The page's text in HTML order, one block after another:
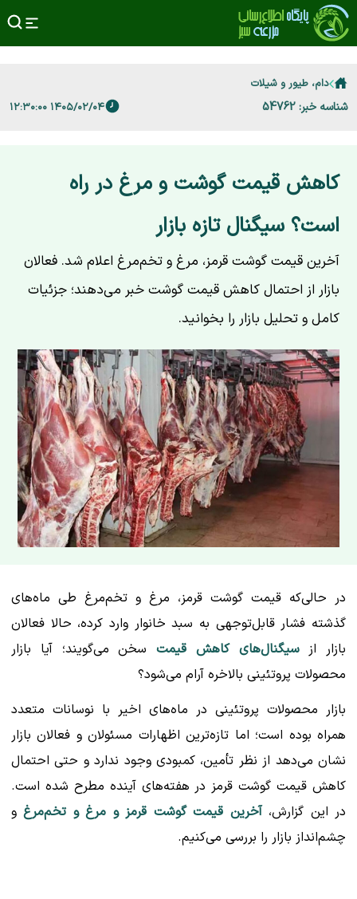
دام، طیور و شیلات
شناسه خبر: 54762 ۱۴۰۵/۰۲/۰۴ ۱۲:۳۰:۰۰
کاهش قیمت گوشت و مرغ در راه
است؟ سیگنال تازه بازار
آخرین قیمت گوشت قرمز، مرغ و تخم‌مرغ اعلام شد. فعالان
بازار از احتمال کاهش قیمت گوشت خبر می‌دهند؛ جزئیات
کامل و تحلیل بازار را بخوانید.
در حالی‌که قیمت گوشت قرمز، مرغ و تخم‌مرغ طی ماه‌های
گذشته فشار قابل‌توجهی به سبد خانوار وارد کرده، حالا فعالان
بازار ازسیگنال‌های کاهش قیمت سخن می‌گویند؛ آیا بازار
محصولات پروتئینی بالاخره آرام می‌شود؟
بازار محصولات پروتئینی در ماه‌های اخیر با نوسانات متعدد
همراه بوده است؛ اما تازه‌ترین اظهارات مسئولان و فعالان بازار
نشان می‌دهد از نظر تأمین، کمبودی وجود ندارد و حتی احتمال
کاهش قیمت گوشت قرمز در هفته‌های آینده مطرح شده است.
در این گزارش،آخرین قیمت گوشت قرمز و مرغ و تخم‌مرغو
چشم‌انداز بازار را بررسی می‌کنیم.